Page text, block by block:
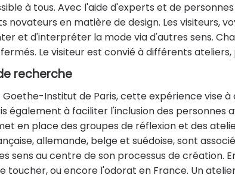
à tous. Avec l'aide d'experts et de
novateurs en matière de design. Les visiteurs,
et d'interpréter la mode via d'autres sens.
fermés. Le visiteur est convié à différents
recherche
Goethe-Institut de Paris, cette expérience vise
également à faciliter l'inclusion des personnes
en place des groupes de réflexion et des
allemande, belge et suédoise, sont
sens au centre de son processus de création.
toucher, ou encore l'odorat en France. Un